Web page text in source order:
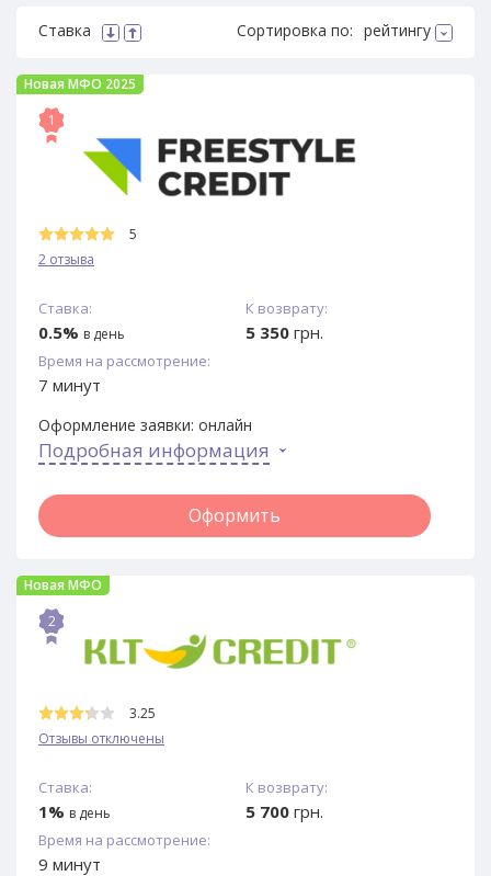
Ставка Сортировка по: рейтингу
Новая МФО 2025
1
5
2 отзыва
Ставка:
0.5% в день
К возврату:
5 350 грн.
Время на рассмотрение:
7 минут
Оформление заявки: онлайн
Подробная информация
Оформить
Новая МФО
2
3.25
Отзывы отключены
Ставка:
1% в день
К возврату:
5 700 грн.
Время на рассмотрение:
9 минут